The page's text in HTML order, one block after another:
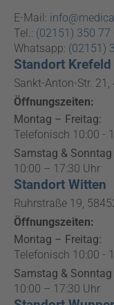
E-Mail:
Tel.: (02151) 350 77
Whatsapp: (02151)
Standort Krefeld
Sankt-Anton-Str.
Öffnungszeiten:
Montag – Freitag:
Telefonisch 10:00 -
Samstag & Sonntag
10:00 – 17:30 Uhr
Standort Witten
Ruhrstraße 19,
Öffnungszeiten:
Montag – Freitag:
Telefonisch 10:00 -
Samstag & Sonntag
10:00 – 17:30 Uhr